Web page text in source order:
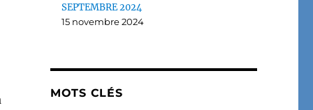
SEPTEMBRE 2024
15 novembre 2024
MOTS CLÉS